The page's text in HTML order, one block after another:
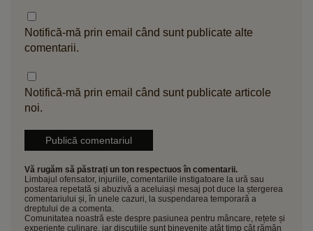
Notifică-mă prin email când sunt publicate alte
comentarii.
Notifică-mă prin email când sunt publicate articole
noi.
Vă rugăm să păstrați un ton respectuos în comentarii.
Limbajul ofensator, injuriile, comentariile instigatoare la ură sau
postarea repetată și abuzivă a aceluiași mesaj pot duce la ștergerea
comentariului și, în unele cazuri, la suspendarea temporară a
dreptului de a comenta.
Comunitatea noastră este despre pasiunea pentru mâncare, rețete și
experiențe culinare, iar discuțiile sunt binevenite atât timp cât rămân